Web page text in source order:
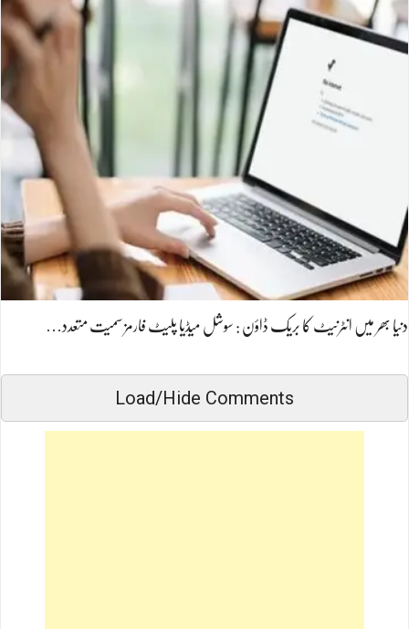
دنیا بھر میں انٹرنیٹ کا بریک ڈاؤن : سوشل میڈیا پلیٹ فارمز سمیت متعدد…
Load/Hide Comments